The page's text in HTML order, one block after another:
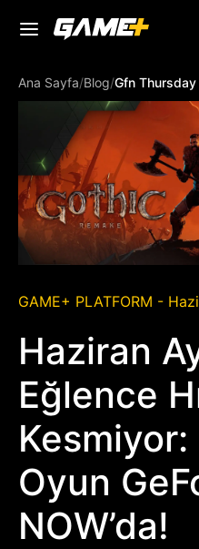
Ana Sayfa/Blog/Gfn
GAME+ PLATFORM -
Haziran
Eğlence
Kesmiyor:
Oyun
NOW’da!